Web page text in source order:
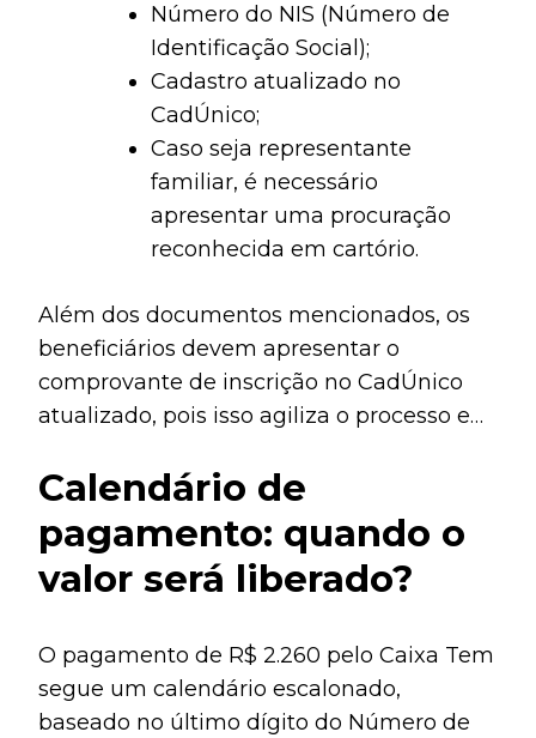
Número do NIS (Número de
Identificação Social);
Cadastro atualizado no
CadÚnico;
Caso seja representante
familiar, é necessário
apresentar uma procuração
reconhecida em cartório.
Além dos documentos mencionados, os
beneficiários devem apresentar o
comprovante de inscrição no CadÚnico
atualizado, pois isso agiliza o processo em
Calendário de
pagamento: quando o
valor será liberado?
O pagamento de R$ 2.260 pelo Caixa Tem
segue um calendário escalonado,
baseado no último dígito do Número de